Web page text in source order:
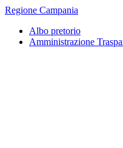
Regione Campania
Albo pretorio
Amministrazione